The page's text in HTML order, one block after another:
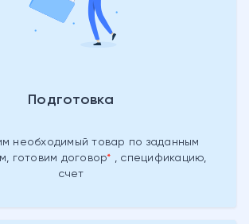
Подготовка
необходимый товар по заданным
готовим договор
, спецификацию,
счет